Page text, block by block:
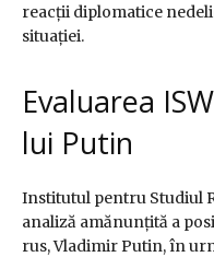
reacții diplomatice
situației.
Evaluarea
lui Putin
Institutul pentru Studiul
analiză amănunțită a
rus, Vladimir Putin, în